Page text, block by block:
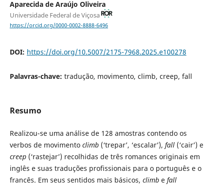
Aparecida de Araújo Oliveira
Universidade Federal de Viçosa
https://orcid.org/0000-0002-8888-6496
DOI: https://doi.org/10.5007/2175-7968.2025.e100278
Palavras-chave: tradução, movimento, climb, creep, fall
Resumo
Realizou-se uma análise de 128 amostras contendo os
verbos de movimento climb(‘trepar’, ‘escalar’), fall(‘cair’) e
creep(‘rastejar’) recolhidas de três romances originais em
inglês e suas traduções profissionais para o português e o
francês. Em seus sentidos mais básicos, climbe fall